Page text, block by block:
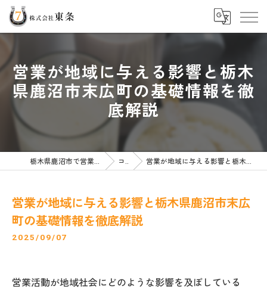
営業が地域に与える影響と栃木
県鹿沼市末広町の基礎情報を徹
底解説
栃木県鹿沼市で営業の求人なら株式会社東条 コラム 営業が地域に与える影響と栃木県鹿沼市末広町の基礎情報を徹底解説
営業が地域に与える影響と栃木県鹿沼市末広
町の基礎情報を徹底解説
2025/09/07
営業活動が地域社会にどのような影響を及ぼしている